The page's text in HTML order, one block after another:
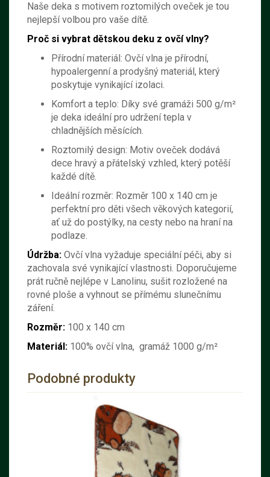
Naše deka s motivem roztomilých oveček je tou
nejlepší volbou pro vaše dítě.
Proč si vybrat dětskou deku z ovčí vlny?
Přírodní materiál: Ovčí vlna je přírodní,
hypoalergenní a prodyšný materiál, který
poskytuje vynikající izolaci.
Komfort a teplo: Díky své gramáži 500 g/m²
je deka ideální pro udržení tepla v
chladnějších měsících.
Roztomilý design: Motiv oveček dodává
dece hravý a přátelský vzhled, který potěší
každé dítě.
Ideální rozměr: Rozměr 100 x 140 cm je
perfektní pro děti všech věkových kategorií,
ať už do postýlky, na cesty nebo na hraní na
podlaze.
Údržba: Ovčí vlna vyžaduje speciální péči, aby si
zachovala své vynikající vlastnosti. Doporučujeme
prát ručně nejlépe v Lanolinu, sušit rozložené na
rovné ploše a vyhnout se přímému slunečnímu
záření.
Rozměr: 100 x 140 cm
Materiál: 100% ovčí vlna, gramáž 1000 g/m²
Podobné produkty